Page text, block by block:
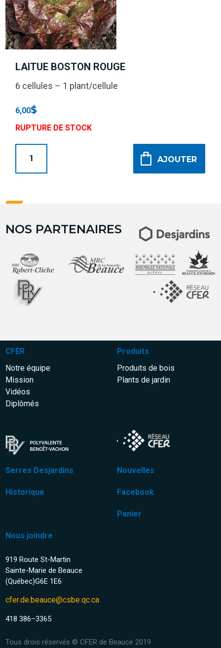
LAITUE BOSTON ROUGE
6 cellules – 1 plant/cellule
6,00$
RUPTURE DE STOCK
AJOUTER
NOS PARTENAIRES
CFER
Notre équipe
Mission
Vidéos
Diplômés
Produits
Produits de bois
Plants de jardin
Serres Desjardins
Historique
Nouvelles
Facebook
Panier
Nous joindre
919 Route St-Martin
Sainte-Marie de Beauce
(Québec)G6E 1E6
cfer.de.beauce@csbe.qc.ca
418 386–3365
Tous drois réservés © CFER de Beauce 2019